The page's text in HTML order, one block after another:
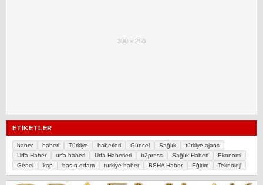
300 × 250
ETIKETLER
haber haberi Türkiye haberleri Güncel Sağlık
türkiye ajans
Urfa Haber
urfa haberi Urfa Haberleri b2press Sağlık Haberi
Ekonomi
Genel
kap basın odam turkiye haber BSHA Haber Eğitim Teknoloji